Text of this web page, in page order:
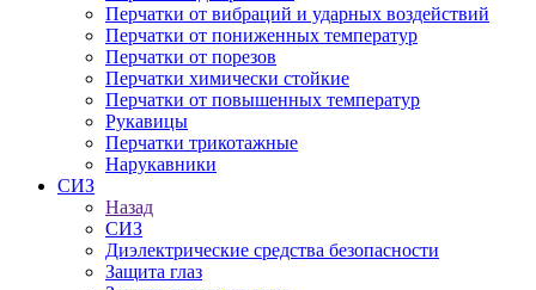
Перчатки от вибраций и ударных воздействий
Перчатки от пониженных температур
Перчатки от порезов
Перчатки химически стойкие
Перчатки от повышенных температур
Рукавицы
Перчатки трикотажные
Нарукавники
СИЗ
Назад
СИЗ
Диэлектрические средства безопасности
Защита глаз